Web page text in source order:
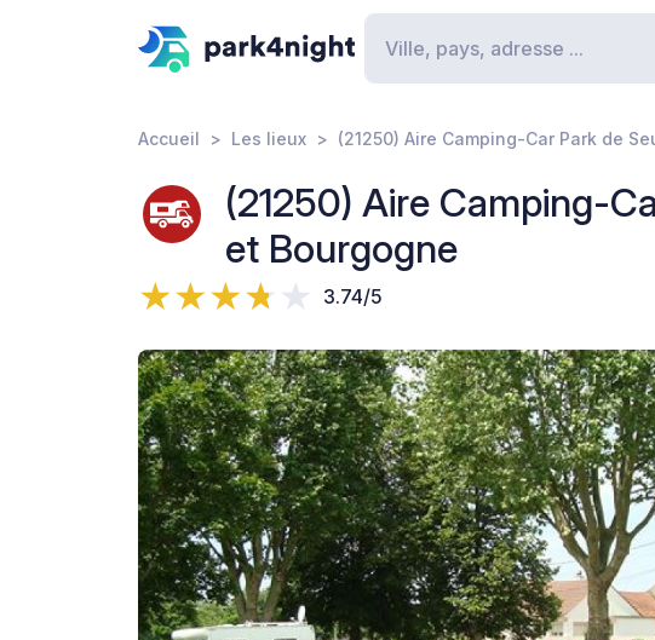
Accueil Les lieux (21250) Aire Camping-Car Park de
(21250) Aire Camping-
et Bourgogne
3.74/5